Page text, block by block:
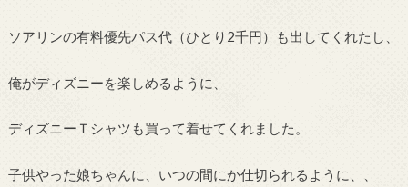
ソアリンの有料優先パス代（ひとり2千円）も出してくれたし、
俺がディズニーを楽しめるように、
ディズニーＴシャツも買って着せてくれました。
子供やった娘ちゃんに、いつの間にか仕切られるように、、